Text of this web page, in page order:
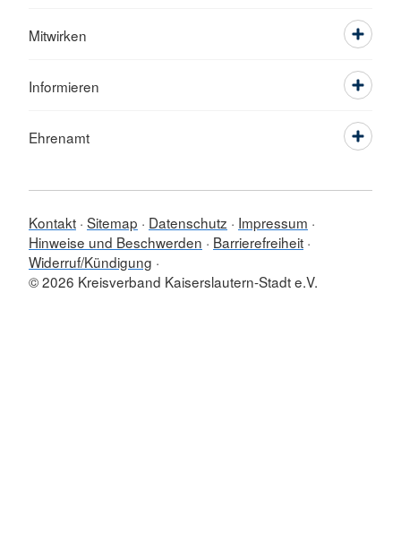
Mitwirken
Informieren
Ehrenamt
Kontakt Sitemap Datenschutz
Impressum
Hinweise und Beschwerden
Barrierefreiheit
Widerruf/Kündigung
© 2026 Kreisverband Kaiserslautern-Stadt e.V.